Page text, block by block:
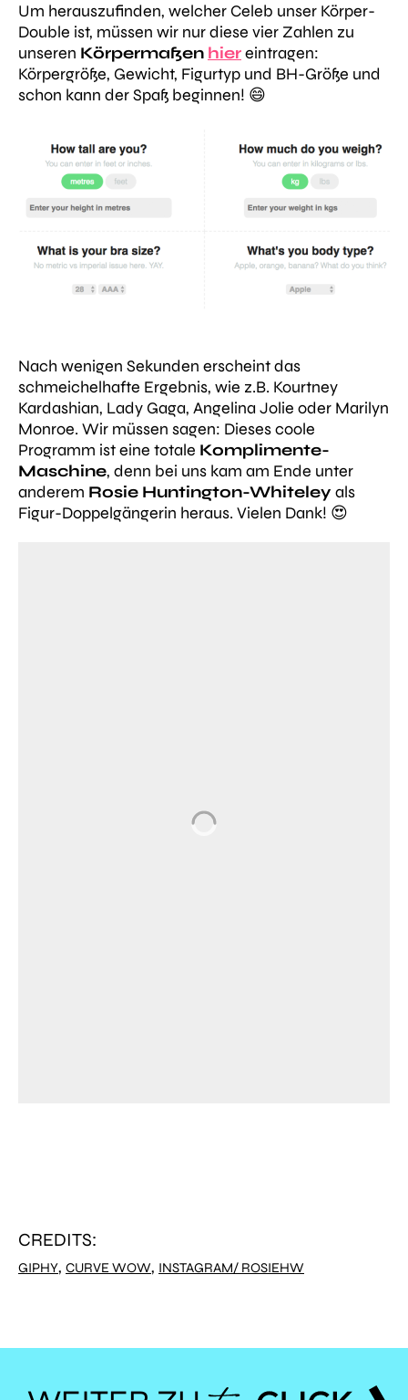
Um herauszufinden, welcher Celeb unser Körper-
Double ist, müssen wir nur diese vier Zahlen zu
unseren Körpermaßen hiereintragen:
Körpergröße, Gewicht, Figurtyp und BH-Größe und
schon kann der Spaß beginnen! 😄
Nach wenigen Sekunden erscheint das
schmeichelhafte Ergebnis, wie z.B. Kourtney
Kardashian, Lady Gaga, Angelina Jolie oder Marilyn
Monroe. Wir müssen sagen: Dieses coole
Programm ist eine totale Komplimente-
Maschine, denn bei uns kam am Ende unter
anderem Rosie Huntington-Whiteley als
Figur-Doppelgängerin heraus. Vielen Dank! 😍
CREDITS:
GIPHY, CURVE WOW, INSTAGRAM/ ROSIEHW